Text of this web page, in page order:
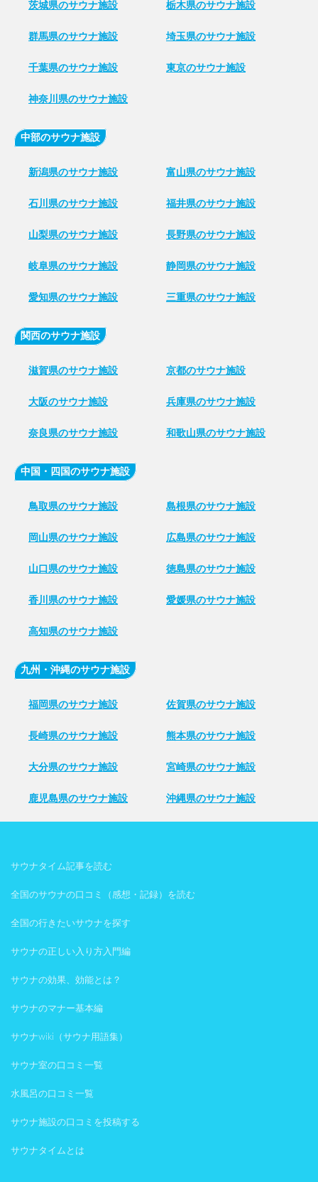
茨城県のサウナ施設 栃木県のサウナ施設
群馬県のサウナ施設 埼玉県のサウナ施設
千葉県のサウナ施設 東京のサウナ施設
神奈川県のサウナ施設
中部のサウナ施設
新潟県のサウナ施設 富山県のサウナ施設
石川県のサウナ施設 福井県のサウナ施設
山梨県のサウナ施設 長野県のサウナ施設
岐阜県のサウナ施設 静岡県のサウナ施設
愛知県のサウナ施設 三重県のサウナ施設
関西のサウナ施設
滋賀県のサウナ施設 京都のサウナ施設
大阪のサウナ施設 兵庫県のサウナ施設
奈良県のサウナ施設 和歌山県のサウナ施設
中国・四国のサウナ施設
鳥取県のサウナ施設 島根県のサウナ施設
岡山県のサウナ施設 広島県のサウナ施設
山口県のサウナ施設 徳島県のサウナ施設
香川県のサウナ施設 愛媛県のサウナ施設
高知県のサウナ施設
九州・沖縄のサウナ施設
福岡県のサウナ施設 佐賀県のサウナ施設
長崎県のサウナ施設 熊本県のサウナ施設
大分県のサウナ施設 宮崎県のサウナ施設
鹿児島県のサウナ施設 沖縄県のサウナ施設
サウナタイム記事を読む
全国のサウナの口コミ（感想・記録）を読む
全国の行きたいサウナを探す
サウナの正しい入り方入門編
サウナの効果、効能とは？
サウナのマナー基本編
サウナwiki（サウナ用語集）
サウナ室の口コミ一覧
水風呂の口コミ一覧
サウナ施設の口コミを投稿する
サウナタイムとは